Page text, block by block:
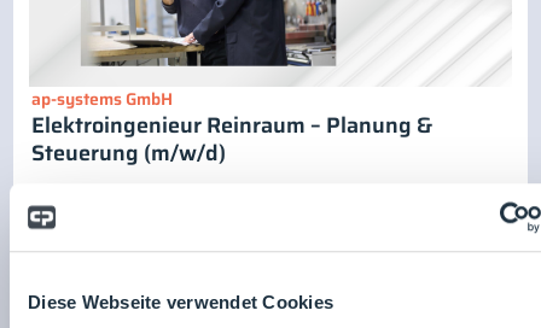
Diese Webseite verwendet Cookies
ap-systems GmbH
Elektroingenieur Reinraum – Planung &
Steuerung (m/w/d)